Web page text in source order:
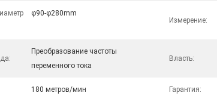
φ90-φ280mm
Измерение:
Преобразование частоты
переменного тока
Власть:
180 метров/мин Гарантия: